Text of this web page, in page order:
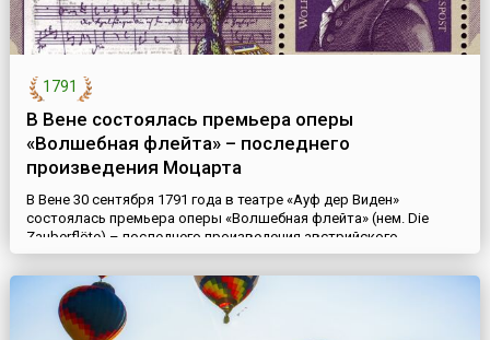
1791
В Вене состоялась премьера оперы
«Волшебная флейта» – последнего
произведения Моцарта
В Вене 30 сентября 1791 года в театре «Ауф дер Виден»
состоялась премьера оперы «Волшебная флейта» (нем. Die
Zauberflöte) – последнего произведения австрийского
композитора Вольфганга Амадея Моцарта (нем. Wolfgang
Amadeus Mozart, 1756-1791). Либретто к опере написал давний
приятель композитора и антрепренер Эммануэль Шиканедер.
Опера имела огромный успех у зрителей. Гёте так нравилось это
прои...